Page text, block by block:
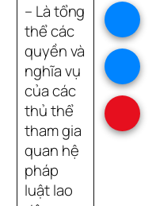
– Là tổng
thể các
quyền và
nghĩa vụ
của các
thủ thể
tham gia
quan hệ
pháp
luật lao